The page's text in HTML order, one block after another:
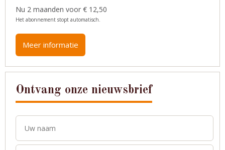
Nu 2 maanden voor € 12,50
Het abonnement stopt automatisch.
Meer informatie
Ontvang onze nieuwsbrief